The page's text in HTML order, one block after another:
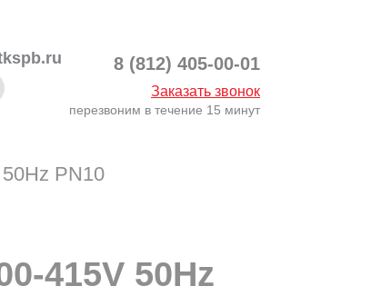
8 (812) 405-00-01
Заказать звонок
перезвоним в течение 15 минут
PN10
415V 50Hz